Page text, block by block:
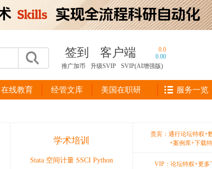
签到 客户端
0.0
0.00
推广加币
升级SVIP SVIP(AI增强版)
在线教育 经管文库 美国在职研 服务一览
学术培训
Stata 空间计量 SSCI Python
贵宾：通行论坛特权+
+案例库+下载
VIP：论坛特权+更多